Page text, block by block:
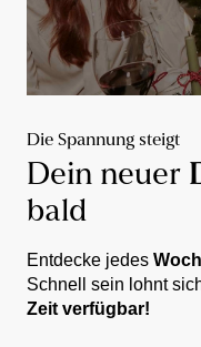
Die Spannung steigt
Dein neuer
bald
Entdecke jedes
Schnell sein lohnt
Zeit verfügbar!